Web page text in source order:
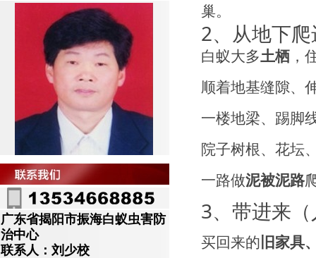
广东省揭阳市振海白蚁虫害防
治中心
联系人：刘少校
巢。
2、从地下
白蚁大多土栖，
顺着地基缝隙、
一楼地梁、踢脚
院子树根、花坛
一路做泥被泥路
3、带进来
买回来的 旧家具